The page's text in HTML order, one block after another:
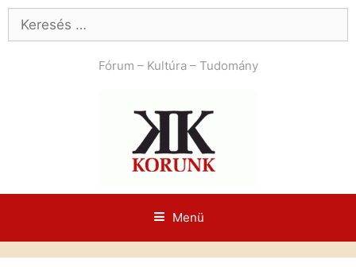
Kilépés
Keresés:
Fórum – Kultúra – Tudomány
Menü